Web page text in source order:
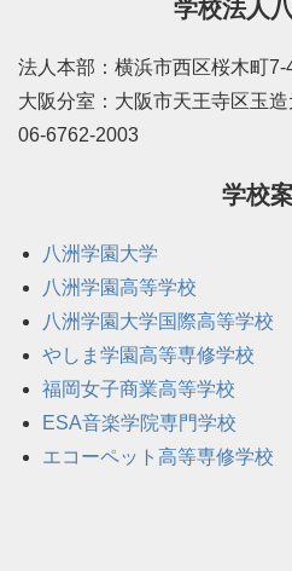
学校法人
法人本部：横浜市西区桜木町7-
大阪分室：大阪市天王寺区玉
06-6762-2003
学校
八洲学園大学
八洲学園高等学校
八洲学園大学国際高等学校
やしま学園高等専修学校
福岡女子商業高等学校
ESA音楽学院専門学校
エコーペット高等専修学校